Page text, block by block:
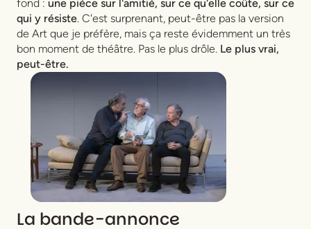
fond : une pièce sur l'amitié, sur ce qu'elle coûte, sur ce
qui y résiste. C'est surprenant, peut-être pas la version
de Art que je préfère, mais ça reste évidemment un très
bon moment de théâtre. Pas le plus drôle. Le plus vrai,
peut-être.
La bande-annonce